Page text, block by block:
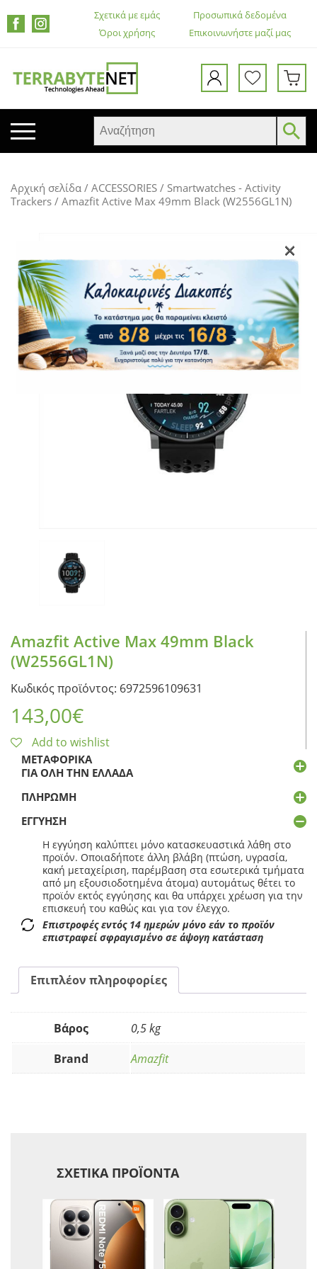
Σχετικά με εμάς
Επικοινωνήστε μαζί μας
Προσωπικά δεδομένα
Όροι χρήσης
TABLETS
ΕΚΤΥΠΩΤΈΣ – ΠΟΛΥΜΗΧΑΝΉΜΑΤΑ
WEB CAMERA
ΚΟΥΤΙΆ ΥΠΟΛΟΓΙΣΤΏΝ
CASE FANS
LIQUID COOLERS
Αρχική σελίδα / ACCESSORIES / Smartwatches - Activity
Trackers / Amazfit Active Max 49mm Black (W2556GL1N)
Amazfit Active Max 49mm Black
(W2556GL1N)
Κωδικός προϊόντος: 6972596109631
143,00€
Add to wishlist
ΜΕΤΑΦΟΡΙΚΆ
ΓΙΑ ΌΛΗ ΤΗΝ ΕΛΛΆΔΑ
ΠΛΗΡΩΜΉ
ΕΓΓΎΗΣΗ
Η εγγύηση καλύπτει μόνο κατασκευαστικά λάθη στο
προϊόν. Οποιαδήποτε άλλη βλάβη (πτώση, υγρασία,
κακή μεταχείριση, παρέμβαση στα εσωτερικά τμήματα
από μη εξουσιοδοτημένα άτομα) αυτομάτως θέτει το
προϊόν εκτός εγγύησης και θα υπάρχει χρέωση για την
επισκευή του καθώς και για τον έλεγχο.
Επιστροφές εντός 14 ημερών μόνο εάν το προϊόν
επιστραφεί σφραγισμένο σε άψογη κατάσταση
Επιπλέον πληροφορίες
Βάρος
0,5 kg
Brand
Amazfit
ΣΧΕΤΙΚΆ ΠΡΟΪΌΝΤΑ
×